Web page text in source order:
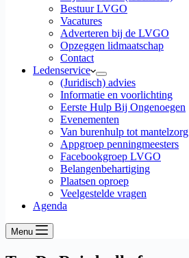
Bestuur LVGO
Vacatures
Adverteren bij de LVGO
Opzeggen lidmaatschap
Contact
Ledenservice
(Juridisch) advies
Informatie en voorlichting
Eerste Hulp Bij Ongenoegen
Evenementen
Van burenhulp tot mantelzorg
Appgroep penningmeesters
Facebookgroep LVGO
Belangenbehartiging
Plaatsen oproep
Veelgestelde vragen
Agenda
Menu